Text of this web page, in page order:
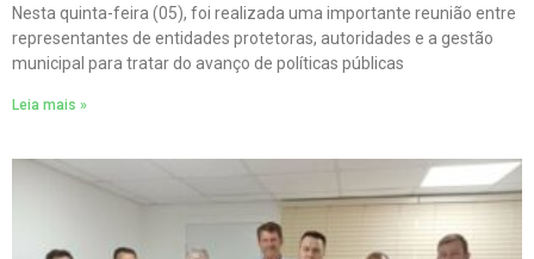
Nesta quinta-feira (05), foi realizada uma importante reunião entre
representantes de entidades protetoras, autoridades e a gestão
municipal para tratar do avanço de políticas públicas
Leia mais »